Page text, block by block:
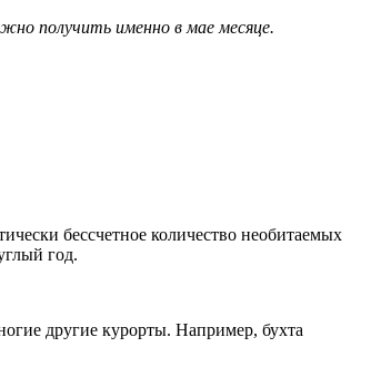
получить именно в мае месяце.
бессчетное количество необитаемых
год.
другие курорты. Например, бухта